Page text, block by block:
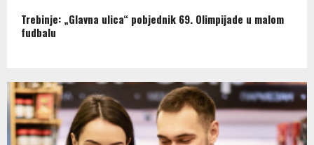
Trebinje: „Glavna ulica“ pobjednik 69. Olimpijade u malom
fudbalu